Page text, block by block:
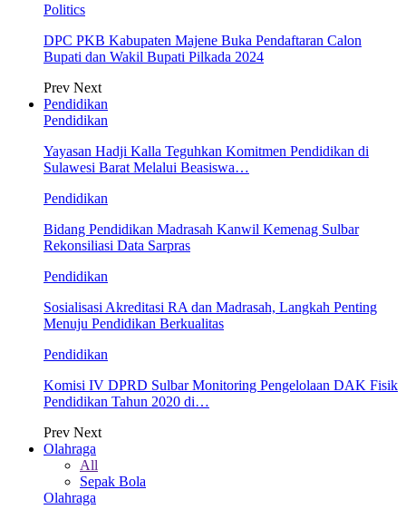
Politics
DPC PKB Kabupaten Majene Buka Pendaftaran Calon
Bupati dan Wakil Bupati Pilkada 2024
Prev Next
Pendidikan
Pendidikan
Yayasan Hadji Kalla Teguhkan Komitmen Pendidikan di
Sulawesi Barat Melalui Beasiswa…
Pendidikan
Bidang Pendidikan Madrasah Kanwil Kemenag Sulbar
Rekonsiliasi Data Sarpras
Pendidikan
Sosialisasi Akreditasi RA dan Madrasah, Langkah Penting
Menuju Pendidikan Berkualitas
Pendidikan
Komisi IV DPRD Sulbar Monitoring Pengelolaan DAK Fisik
Pendidikan Tahun 2020 di…
Prev Next
Olahraga
All
Sepak Bola
Olahraga